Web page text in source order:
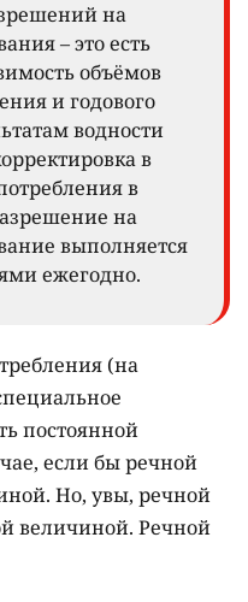
на
– это есть
объёмов
и годового
водности
в
в
на
выполняется
ежегодно.
(на
постоянной
если бы речной
Но, увы, речной
величиной. Речной